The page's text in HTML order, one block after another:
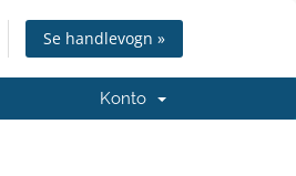
Se handlevogn »
Konto